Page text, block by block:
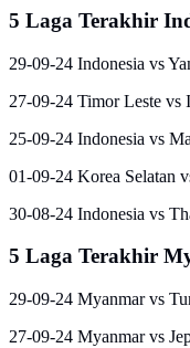
5 Laga Terakhir
29-09-24 Indonesia vs
27-09-24 Timor Leste vs
25-09-24 Indonesia vs
01-09-24 Korea Selatan
30-08-24 Indonesia vs
5 Laga Terakhir
29-09-24 Myanmar vs
27-09-24 Myanmar vs